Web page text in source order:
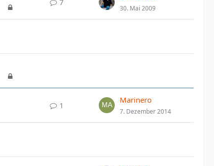
7
30. Mai 2009
1
Marinero
7. Dezember 2014